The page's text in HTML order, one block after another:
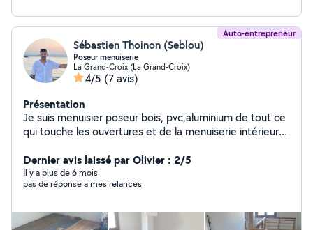
Auto-entrepreneur
Sébastien Thoinon (Seblou)
Poseur menuiserie
La Grand-Croix (La Grand-Croix)
4/5 (7 avis)
Présentation
Je suis menuisier poseur bois, pvc,aluminium de tout ce
qui touche les ouvertures et de la menuiserie intérieure
Dernier avis laissé par Olivier : 2/5
Il y a plus de 6 mois
pas de réponse a mes relances